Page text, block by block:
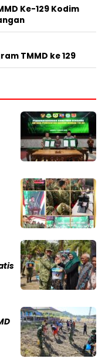
Ke-129 Kodim
TMMD ke 129